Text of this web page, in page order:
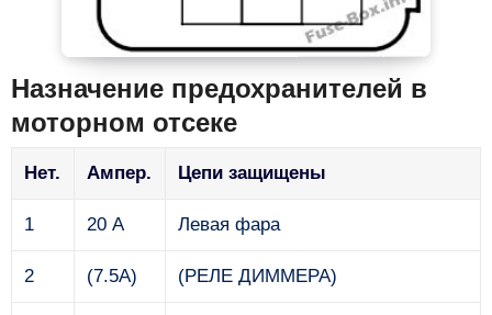
Назначение предохранителей в
моторном отсеке
Нет. Ампер. Цепи защищены
1 20 А Левая фара
2 (7.5A) (РЕЛЕ ДИММЕРА)